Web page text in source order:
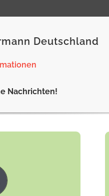
Deutschland
Nachrichten!
ist für alle